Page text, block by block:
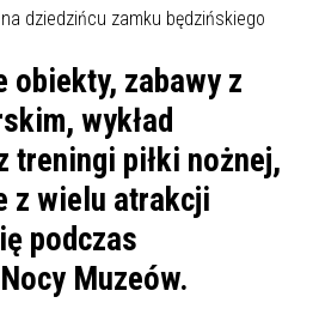
obiekty, zabawy z
wykład
treningi piłki nożnej,
z wielu atrakcji
podczas
Muzeów.